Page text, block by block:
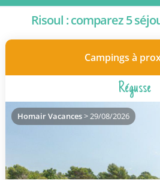
Risoul : comparez 5
Campings à
Régusse
Homair Vacances> 29/08/2026